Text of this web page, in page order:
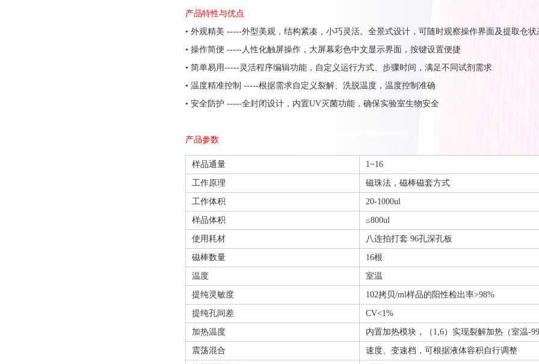
产品特性与优点
• 外观精美 -----外型美观，结构紧凑，小巧灵活。全景式设计，可随时观察操作界面及提取仓状
• 操作简便 -----人性化触屏操作，大屏幕彩色中文显示界面，按键设置便捷
• 简单易用-----灵活程序编辑功能，自定义运行方式、步骤时间，满足不同试剂需求
• 温度精准控制 -----根据需求自定义裂解、洗脱温度，温度控制准确
• 安全防护 -----全封闭设计，内置UV灭菌功能，确保实验室生物安全
产品参数
样品通量 1~16
工作原理 磁珠法，磁棒磁套方式
工作体积 20-1000ul
样品体积 ≤800ul
使用耗材 八连拍打套 96孔深孔板
磁棒数量 16根
温度 室温
提纯灵敏度 102拷贝/ml样品的阳性检出率>98%
提纯孔间差 CV<1%
加热温度 内置加热模块，（1,6）实现裂解加热（室温-
震荡混合 速度、变速档，可根据液体容积自行调整